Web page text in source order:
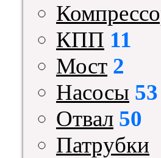
КПП 11
Мост 2
Насосы 53
Отвал 50
Патрубки